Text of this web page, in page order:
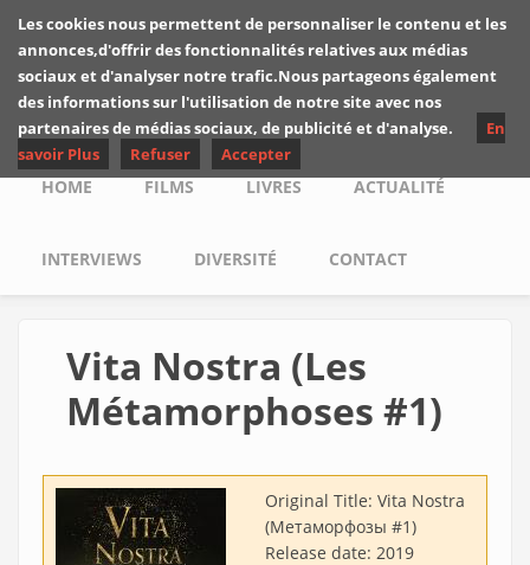
Skip to main content
Les critiques de
Yuyine
Main menu
HOME FILMS LIVRES ACTUALITÉ
INTERVIEWS DIVERSITÉ CONTACT
Vita Nostra (Les
Métamorphoses #1)
Original Title: Vita Nostra
(Метаморфозы #1)
Release date: 2019
Les cookies nous permettent de personnaliser le contenu et les
annonces,d'offrir des fonctionnalités relatives aux médias
sociaux et d'analyser notre trafic.Nous partageons également
des informations sur l'utilisation de notre site avec nos
partenaires de médias sociaux, de publicité et d'analyse.
En
savoir Plus
Refuser Accepter